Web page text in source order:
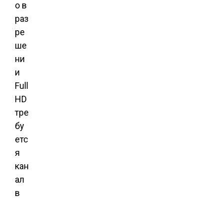
о в
раз
ре
ше
ни
и
Full
HD
тре
бу
етс
я
кан
ал
в